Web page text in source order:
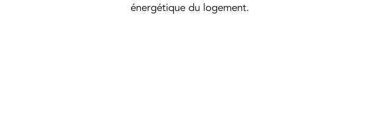
énergétique du logement.